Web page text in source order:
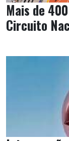
Mais de
Circuito